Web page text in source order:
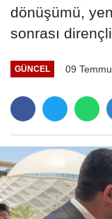
dönüşümü,
sonrası
GÜNCEL 09